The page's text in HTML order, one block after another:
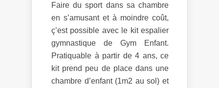
Faire du sport dans sa chambre
en s’amusant et à moindre coût,
ç’est possible avec le kit espalier
gymnastique de Gym Enfant.
Pratiquable à partir de 4 ans, ce
kit prend peu de place dans une
chambre d’enfant (1m2 au sol) et